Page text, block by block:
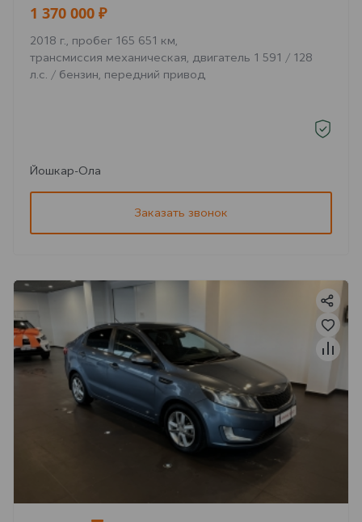
1 370 000 ₽
2018 г., пробег 165 651 км,
трансмиссия механическая, двигатель 1 591 / 128
л.с. / бензин, передний привод
Йошкар-Ола
Заказать звонок